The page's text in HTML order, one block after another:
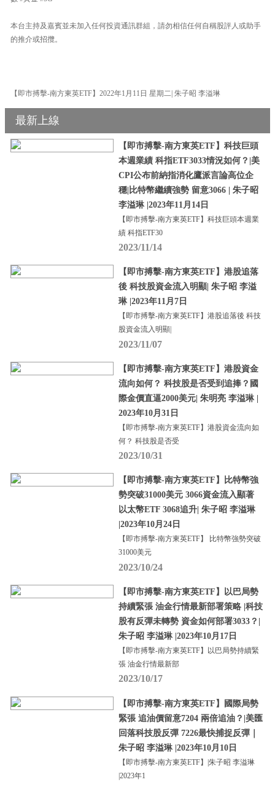
本台主持及嘉賓並未加入任何投資通訊群組，請勿相信任何自稱股評人或助手
的推介或招攬。
【即市搏擊-南方東英ETF】2022年1月11日 星期二| 朱子昭 李溢琳
最新上線
【即市搏擊-南方東英ETF】科技巨頭
本週業績 科指ETF3033情況如何？|美
CPI公布前納指消化鷹派言論高位企
穩|比特幣繼續強勢 留意3066 | 朱子昭
李溢琳 |2023年11月14日
【即市搏擊-南方東英ETF】科技巨頭本週業
績 科指ETF30
2023/11/14
【即市搏擊-南方東英ETF】港股追落
後 科技股資金流入明顯| 朱子昭 李溢
琳 |2023年11月7日
【即市搏擊-南方東英ETF】港股追落後 科技
股資金流入明顯|
2023/11/07
【即市搏擊-南方東英ETF】港股資金
流向如何？ 科技股是否受到追捧？國
際金價直逼2000美元| 朱明亮 李溢琳 |
2023年10月31日
【即市搏擊-南方東英ETF】港股資金流向如
何？ 科技股是否受
2023/10/31
【即市搏擊-南方東英ETF】比特幣強
勢突破31000美元 3066資金流入顯著
以太幣ETF 3068追升| 朱子昭 李溢琳
|2023年10月24日
【即市搏擊-南方東英ETF】 比特幣強勢突破
31000美元
2023/10/24
【即市搏擊-南方東英ETF】以巴局勢
持續緊張 油金行情最新部署策略 |科技
股有反彈未轉勢 資金如何部署3033？|
朱子昭 李溢琳 |2023年10月17日
【即市搏擊-南方東英ETF】以巴局勢持續緊
張 油金行情最新部
2023/10/17
【即市搏擊-南方東英ETF】國際局勢
緊張 追油價留意7204 兩倍追油？|美匯
回落科技股反彈 7226最快捕捉反彈｜
朱子昭 李溢琳 |2023年10月10日
【即市搏擊-南方東英ETF】|朱子昭 李溢琳
|2023年1